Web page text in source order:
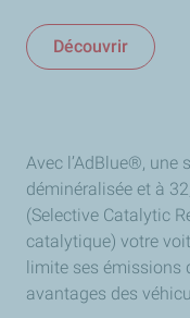
Découvrir
Avec l’AdBlue®, une
déminéralisée et à
(Selective Catalytic
catalytique) votre
limite ses émissions
avantages des